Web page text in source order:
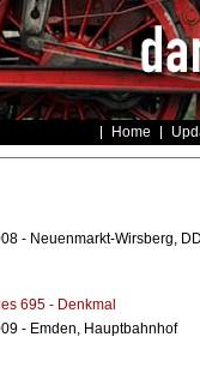
Home
- Neuenmarkt-Wirsberg,
695 - Denkmal
- Emden, Hauptbahnhof